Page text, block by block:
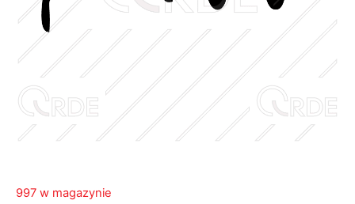
997 w magazynie